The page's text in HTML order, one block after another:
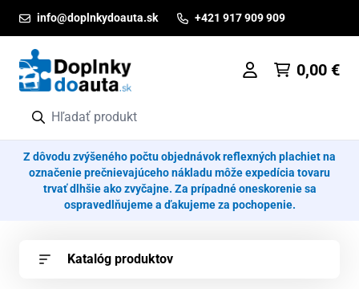
info@doplnkydoauta.sk +421 917 909 909
0,00 €
Z dôvodu zvýšeného počtu objednávok reflexných plachiet na
označenie prečnievajúceho nákladu môže expedícia tovaru
trvať dlhšie ako zvyčajne. Za prípadné oneskorenie sa
ospravedlňujeme a ďakujeme za pochopenie.
Katalóg produktov